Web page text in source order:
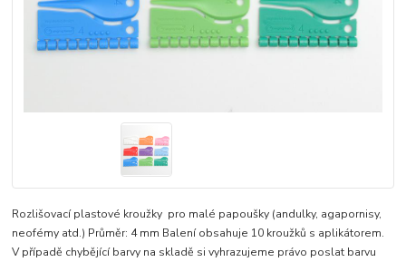
Rozlišovací plastové kroužky pro malé papoušky (andulky, agapornisy,
neofémy atd.) Průměr: 4 mm Balení obsahuje 10 kroužků s aplikátorem.
V případě chybějící barvy na skladě si vyhrazujeme právo poslat barvu